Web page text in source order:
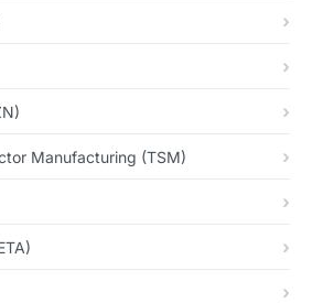
Manufacturing (TSM)